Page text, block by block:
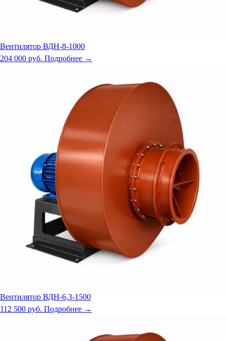
Вентилятор ВДН-8-1000
204 000 руб. Подробнее →
Вентилятор ВДН-6,3-1500
112 500 руб. Подробнее →